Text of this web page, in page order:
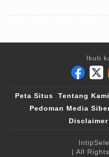
Ikuti
Peta Situs Tentang Kami
Pedoman Media
Disclaimer
| All